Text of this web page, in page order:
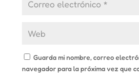
Guarda mi nombre, correo
navegador para la próxima vez que